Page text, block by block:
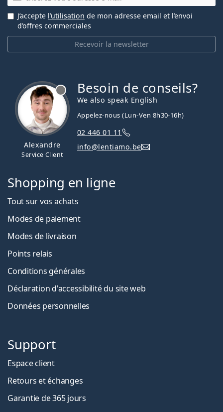
Recevoir la newsletter
J’accepte l’utilisation de mon adresse email et l’envoi
d’offres commerciales
Alexandre
Service Client
Besoin de conseils?
We also speak English
Appelez-nous (Lun-Ven 8h30-16h)
02 446 01 11
info@lentiamo.be
Shopping en ligne
Tout sur vos achats
Modes de paiement
Modes de livraison
Points relais
Conditions générales
Déclaration d'accessibilité du site web
Données personnelles
Support
Espace client
Retours et échanges
Garantie de 365 jours